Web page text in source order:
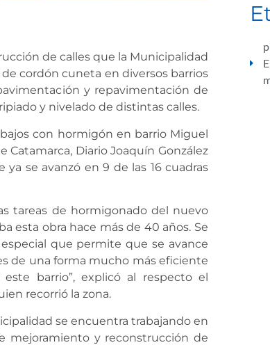
de calles que la Municipalidad
cordón cuneta en diversos barrios
y repavimentación de
y nivelado de distintas calles.
con hormigón en barrio Miguel
Catamarca, Diario Joaquín González
se avanzó en 9 de las 16 cuadras
tareas de hormigonado del nuevo
esta obra hace más de 40 años. Se
que permite que se avance
de una forma mucho más eficiente
barrio”, explicó al respecto el
recorrió la zona.
se encuentra trabajando en
mejoramiento y reconstrucción de